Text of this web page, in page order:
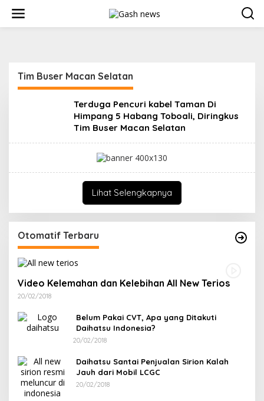
w
Tim Buser Macan Selatan
Terduga Pencuri kabel Taman Di
Himpang 5 Habang Toboali, Diringkus
Tim Buser Macan Selatan
Lihat Selengkapnya
Otomatif Terbaru
Video Kelemahan dan Kelebihan All New Terios
20/02/2018
Belum Pakai CVT, Apa yang Ditakuti
Daihatsu Indonesia?
20/02/2018
Daihatsu Santai Penjualan Sirion Kalah
Jauh dari Mobil LCGC
20/02/2018